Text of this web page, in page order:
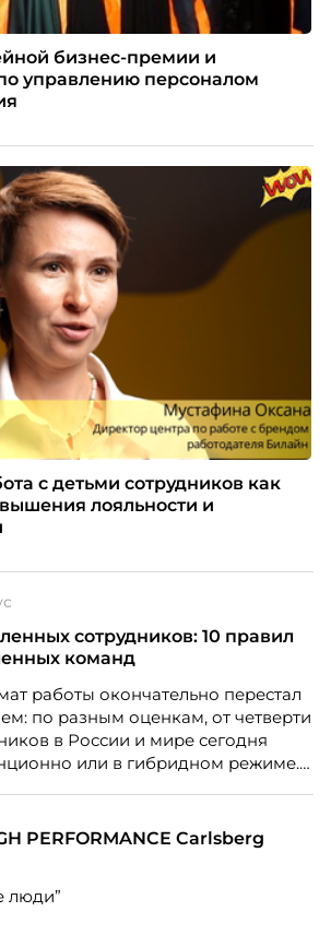
бизнес-премии и
управлению персоналом
с детьми сотрудников как
лояльности и
сотрудников: 10 правил
команд
работы окончательно перестал
по разным оценкам, от четверти
в России и мире сегодня
или в гибридном режиме.
происходит сама собой, то на
осознанного
в первые же месяцы.
PERFORMANCE Carlsberg
люди”